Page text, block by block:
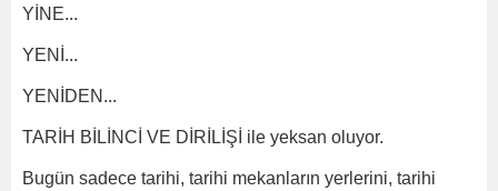
YİNE...
YENİ...
YENİDEN...
TARİH BİLİNCİ VE DİRİLİŞİ ile yeksan oluyor.
Bugün sadece tarihi, tarihi mekanların yerlerini, tarihi